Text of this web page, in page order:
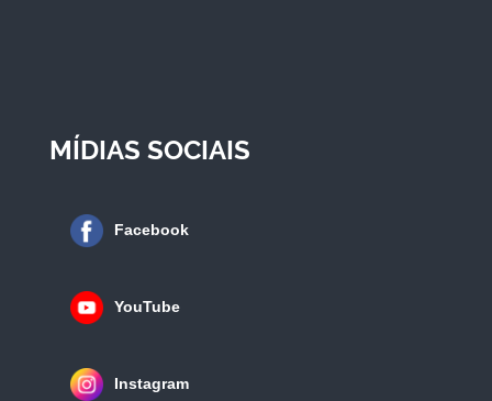
MÍDIAS SOCIAIS
Facebook
YouTube
Instagram